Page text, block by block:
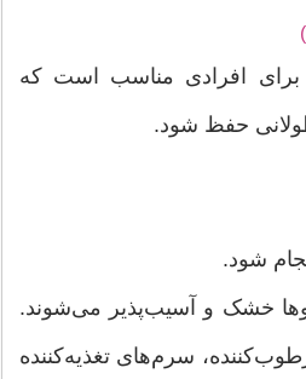
برای افرادی مناسب است که
حفظ شود.
شود.
خشک و آسیب‌پذیر می‌شوند.
سرم‌های تغذیه‌کننده